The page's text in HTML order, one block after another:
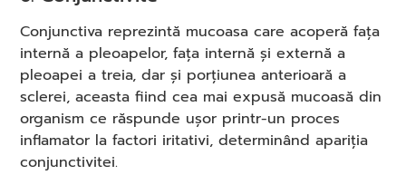
Conjunctiva reprezintă mucoasa care acoperă fața
internă a pleoapelor, fața internă și externă a
pleoapei a treia, dar și porțiunea anterioară a
sclerei, aceasta fiind cea mai expusă mucoasă din
organism ce răspunde ușor printr-un proces
inflamator la factori iritativi, determinând apariția
conjunctivitei.